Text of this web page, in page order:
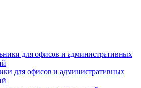
для офисов и административных